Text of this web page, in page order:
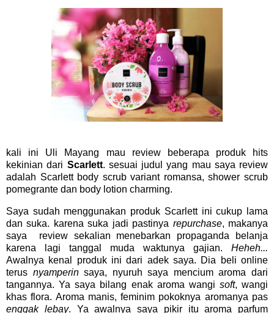
kali ini Uli Mayang mau review beberapa produk hits
kekinian dari Scarlett. sesuai judul yang mau saya review
adalah Scarlett body scrub variant romansa, shower scrub
pomegrante dan body lotion charming.
Saya sudah menggunakan produk Scarlett ini cukup lama
dan suka. karena suka jadi pastinya repurchase, makanya
saya review sekalian menebarkan propaganda belanja
karena lagi tanggal muda waktunya gajian. Heheh...
Awalnya kenal produk ini dari adek saya. Dia beli online
terus nyamperinsaya, nyuruh saya mencium aroma dari
tangannya. Ya saya bilang enak aroma wangi soft, wangi
khas flora. Aroma manis, feminim pokoknya aromanya pas
enggak lebay. Ya awalnya saya pikir itu aroma parfum